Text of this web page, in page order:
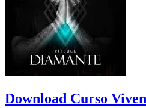
Download Curso